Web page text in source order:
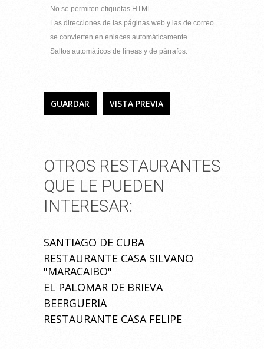
No se permiten etiquetas HTML.
Las direcciones de las páginas web y las de correo
se convierten en enlaces automáticamente.
Saltos automáticos de líneas y de párrafos.
OTROS RESTAURANTES
QUE LE PUEDEN
INTERESAR:
SANTIAGO DE CUBA
RESTAURANTE CASA SILVANO
"MARACAIBO"
EL PALOMAR DE BRIEVA
BEERGUERIA
RESTAURANTE CASA FELIPE